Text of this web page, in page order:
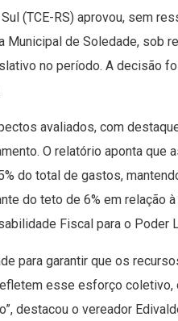
(TCE-RS) aprovou, sem
Municipal de Soledade, sob
no período. A decisão
avaliados, com
O relatório aponta que
do total de gastos,
do teto de 6% em relação
Fiscal para o Poder
para garantir que os
esse esforço coletivo,
destacou o vereador